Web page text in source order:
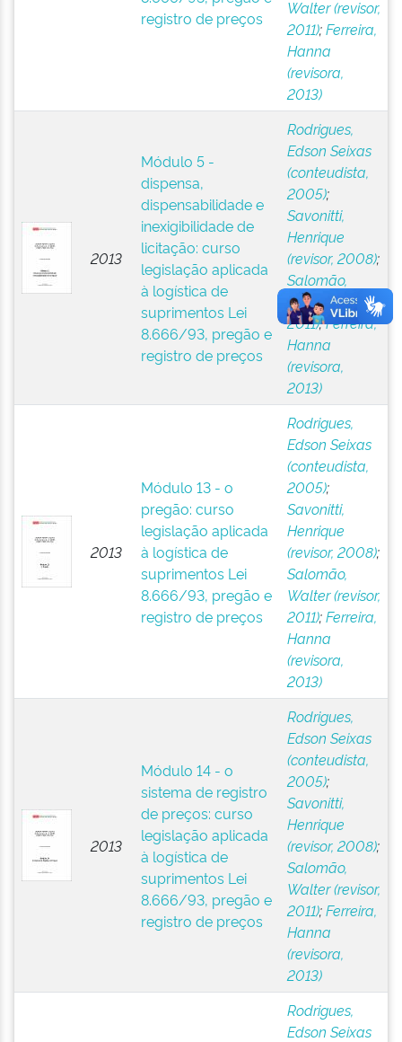
registro de preços
Walter (revisor,
2011);Ferreira,
Hanna
(revisora,
2013)
2013
Módulo 5 -
dispensa,
dispensabilidade e
inexigibilidade de
licitação: curso
legislação aplicada
à logística de
suprimentos Lei
8.666/93, pregão e
registro de preços
Rodrigues,
Edson Seixas
(conteudista,
2005);
Savonitti,
Henrique
(revisor, 2008);
Salomão,
Walter (revisor,
2011);Ferreira,
Hanna
(revisora,
2013)
2013
Módulo 13 - o
pregão: curso
legislação aplicada
à logística de
suprimentos Lei
8.666/93, pregão e
registro de preços
Rodrigues,
Edson Seixas
(conteudista,
2005);
Savonitti,
Henrique
(revisor, 2008);
Salomão,
Walter (revisor,
2011);Ferreira,
Hanna
(revisora,
2013)
2013
Módulo 14 - o
sistema de registro
de preços: curso
legislação aplicada
à logística de
suprimentos Lei
8.666/93, pregão e
registro de preços
Rodrigues,
Edson Seixas
(conteudista,
2005);
Savonitti,
Henrique
(revisor, 2008);
Salomão,
Walter (revisor,
2011);Ferreira,
Hanna
(revisora,
2013)
Rodrigues,
Edson Seixas